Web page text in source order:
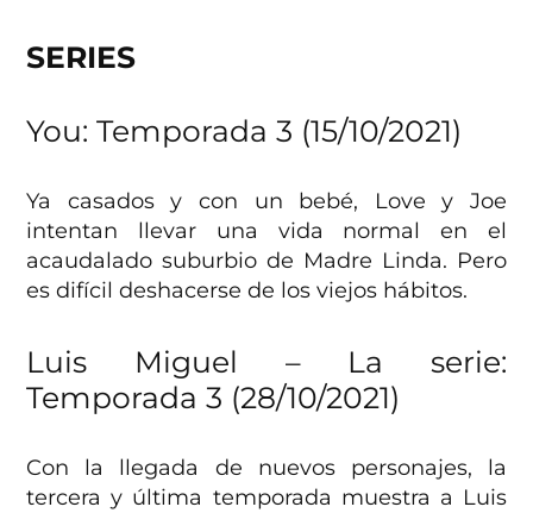
SERIES
You: Temporada 3 (15/10/2021)
Ya casados y con un bebé, Love y Joe
intentan llevar una vida normal en el
acaudalado suburbio de Madre Linda. Pero
es difícil deshacerse de los viejos hábitos.
Luis Miguel – La serie:
Temporada 3 (28/10/2021)
Con la llegada de nuevos personajes, la
tercera y última temporada muestra a Luis